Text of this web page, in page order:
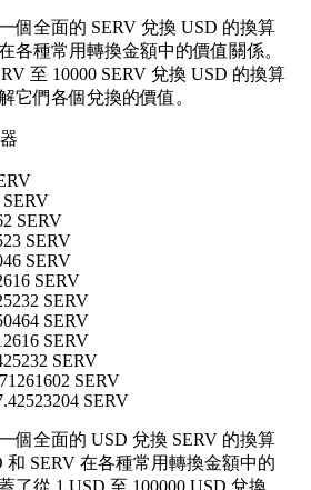
個全面的 SERV 兌換 USD 的換算
各種常用轉換金額中的價值關係。
至 10000 SERV 兌換 USD 的換算
它們各個兌換的價值。
SERV
SERV
SERV
SERV
SERV
SERV
SERV
SERV
SERV
SERV
SERV
個全面的 USD 兌換 SERV 的換算
和 SERV 在各種常用轉換金額中的